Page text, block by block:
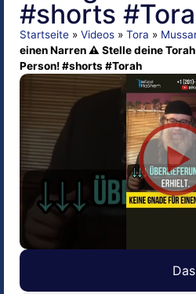
#shorts
Startseite » Videos » Tora »
einen Narren ⚠️ Stelle deine
Person! #shorts #Torah